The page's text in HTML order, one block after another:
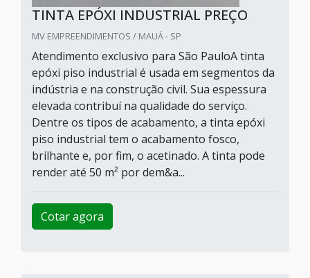
TINTA EPÓXI INDUSTRIAL PREÇO
MV EMPREENDIMENTOS / MAUÁ - SP
Atendimento exclusivo para São PauloA tinta
epóxi piso industrial é usada em segmentos da
indústria e na construção civil. Sua espessura
elevada contribuí na qualidade do serviço.
Dentre os tipos de acabamento, a tinta epóxi
piso industrial tem o acabamento fosco,
brilhante e, por fim, o acetinado. A tinta pode
render até 50 m² por dem&a...
Cotar agora